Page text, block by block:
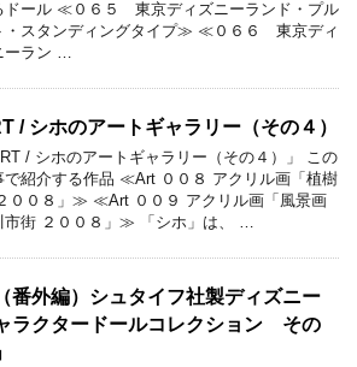
ドール ≪０６５ 東京ディズニーランド・プル
・スタンディングタイプ≫ ≪０６６ 東京ディ
ーラン …
/ シホのアートギャラリー（その４）
/ シホのアートギャラリー（その４）」 この
で紹介する作品 ≪Art ００８ アクリル画「植樹
００８」≫ ≪Art ００９ アクリル画「風景画
市街 ２００８」≫ 「シホ」は、 …
番外編）シュタイフ社製ディズニー
ラクタードールコレクション その